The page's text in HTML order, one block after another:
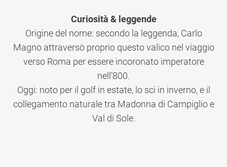
Curiosità & leggende
Origine del nome: secondo la leggenda, Carlo
Magno attraversò proprio questo valico nel viaggio
verso Roma per essere incoronato imperatore
nell’800.
Oggi: noto per il golf in estate, lo sci in inverno, e il
collegamento naturale tra Madonna di Campiglio e
Val di Sole.